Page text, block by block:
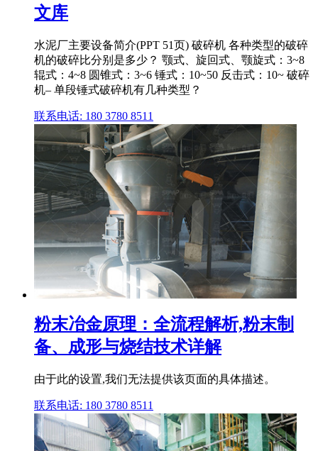
文库
水泥厂主要设备简介(PPT 51页) 破碎机 各种类型的破碎
机的破碎比分别是多少？ 颚式、旋回式、颚旋式：3~8
辊式：4~8 圆锥式：3~6 锤式：10~50 反击式：10~ 破碎
机– 单段锤式破碎机有几种类型？
联系电话: 180 3780 8511
粉末冶金原理：全流程解析,粉末制
备、成形与烧结技术详解
由于此的设置,我们无法提供该页面的具体描述。
联系电话: 180 3780 8511